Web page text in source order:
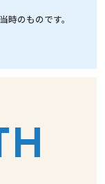
のものです。